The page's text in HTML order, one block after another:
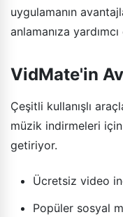
uygulamanın
anlamanıza
VidMate'in
Çeşitli kullanışlı
müzik indirmeleri
getiriyor.
Ücretsiz video
Popüler sosyal